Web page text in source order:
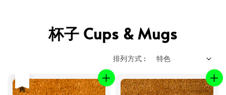
杯子 Cups & Mugs
排列方式 :